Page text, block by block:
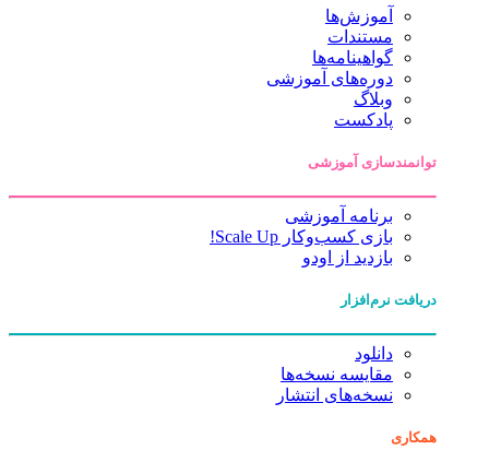
آموزش‌ها
مستندات
گواهینامه‌ها
دوره‌های آموزشی
وبلاگ
پادکست
توانمندسازی آموزشی
برنامه آموزشی
بازی کسب‌وکار Scale Up!
بازدید از اودو
دریافت نرم‌افزار
دانلود
مقایسه نسخه‌ها
نسخه‌های انتشار
همکاری